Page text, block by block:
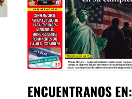
ENCUENTRANOS EN: